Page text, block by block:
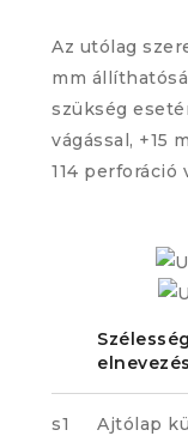
Az utólag
mm
szükség
vágással, +15
114 perforáció
s1 Ajtólap